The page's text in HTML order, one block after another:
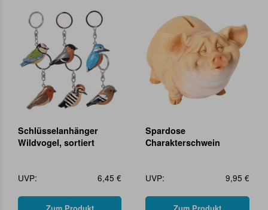
Schlüsselanhänger
Wildvogel, sortiert
UVP: 6,45 €
Spardose
Charakterschwein
UVP: 9,95 €